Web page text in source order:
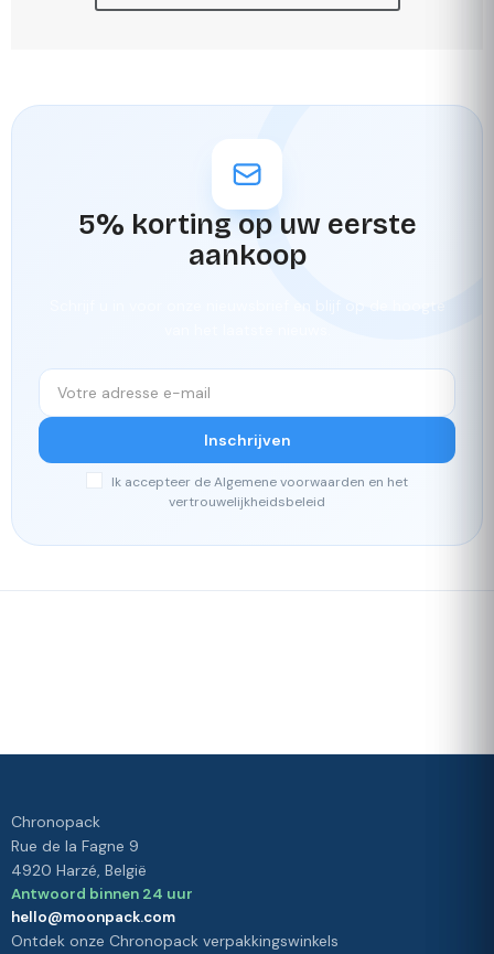
5% korting op uw eerste
aankoop
Inschrijven
Ik accepteer de Algemene voorwaarden en het
vertrouwelijkheidsbeleid
Chronopack
Rue de la Fagne 9
4920 Harzé, België
Antwoord binnen 24 uur
hello@moonpack.com
Ontdek onze Chronopack verpakkingswinkels